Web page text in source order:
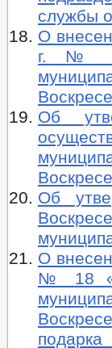
службы
О
г. № 06
Об
Об
О
№ 18